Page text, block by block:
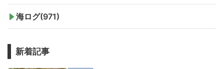
海ログ(971)
新着記事